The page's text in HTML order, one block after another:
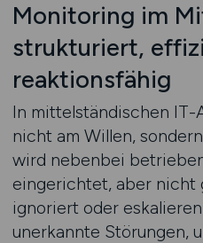
Monitoring im
strukturiert,
reaktionsfähig
In mittelständischen
nicht am Willen,
wird nebenbei
eingerichtet, aber nicht
ignoriert oder
unerkannte Störungen,